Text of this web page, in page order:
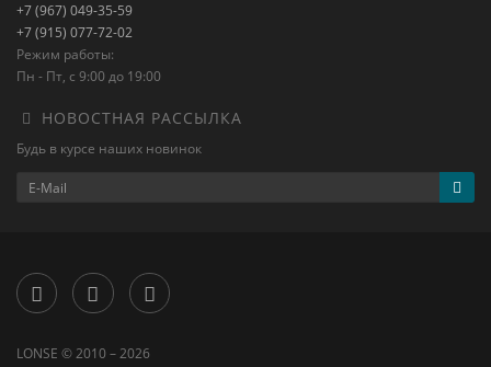
+7 (967) 049-35-59
+7 (915) 077-72-02
Режим работы:
Пн - Пт, с 9:00 до 19:00
НОВОСТНАЯ РАССЫЛКА
Будь в курсе наших новинок
LONSE © 2010 – 2026